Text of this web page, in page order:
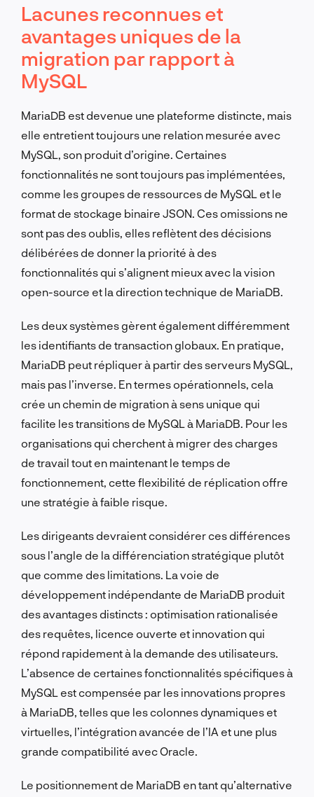
Lacunes reconnues et
avantages uniques de la
migration par rapport à
MySQL
MariaDB est devenue une plateforme distincte, mais
elle entretient toujours une relation mesurée avec
MySQL, son produit d’origine. Certaines
fonctionnalités ne sont toujours pas implémentées,
comme les groupes de ressources de MySQL et le
format de stockage binaire JSON. Ces omissions ne
sont pas des oublis, elles reflètent des décisions
délibérées de donner la priorité à des
fonctionnalités qui s’alignent mieux avec la vision
open-source et la direction technique de MariaDB.
Les deux systèmes gèrent également différemment
les identifiants de transaction globaux. En pratique,
MariaDB peut répliquer à partir des serveurs MySQL,
mais pas l’inverse. En termes opérationnels, cela
crée un chemin de migration à sens unique qui
facilite les transitions de MySQL à MariaDB. Pour les
organisations qui cherchent à migrer des charges
de travail tout en maintenant le temps de
fonctionnement, cette flexibilité de réplication offre
une stratégie à faible risque.
Les dirigeants devraient considérer ces différences
sous l’angle de la différenciation stratégique plutôt
que comme des limitations. La voie de
développement indépendante de MariaDB produit
des avantages distincts : optimisation rationalisée
des requêtes, licence ouverte et innovation qui
répond rapidement à la demande des utilisateurs.
L’absence de certaines fonctionnalités spécifiques à
MySQL est compensée par les innovations propres
à MariaDB, telles que les colonnes dynamiques et
virtuelles, l’intégration avancée de l’IA et une plus
grande compatibilité avec Oracle.
Le positionnement de MariaDB en tant qu’alternative